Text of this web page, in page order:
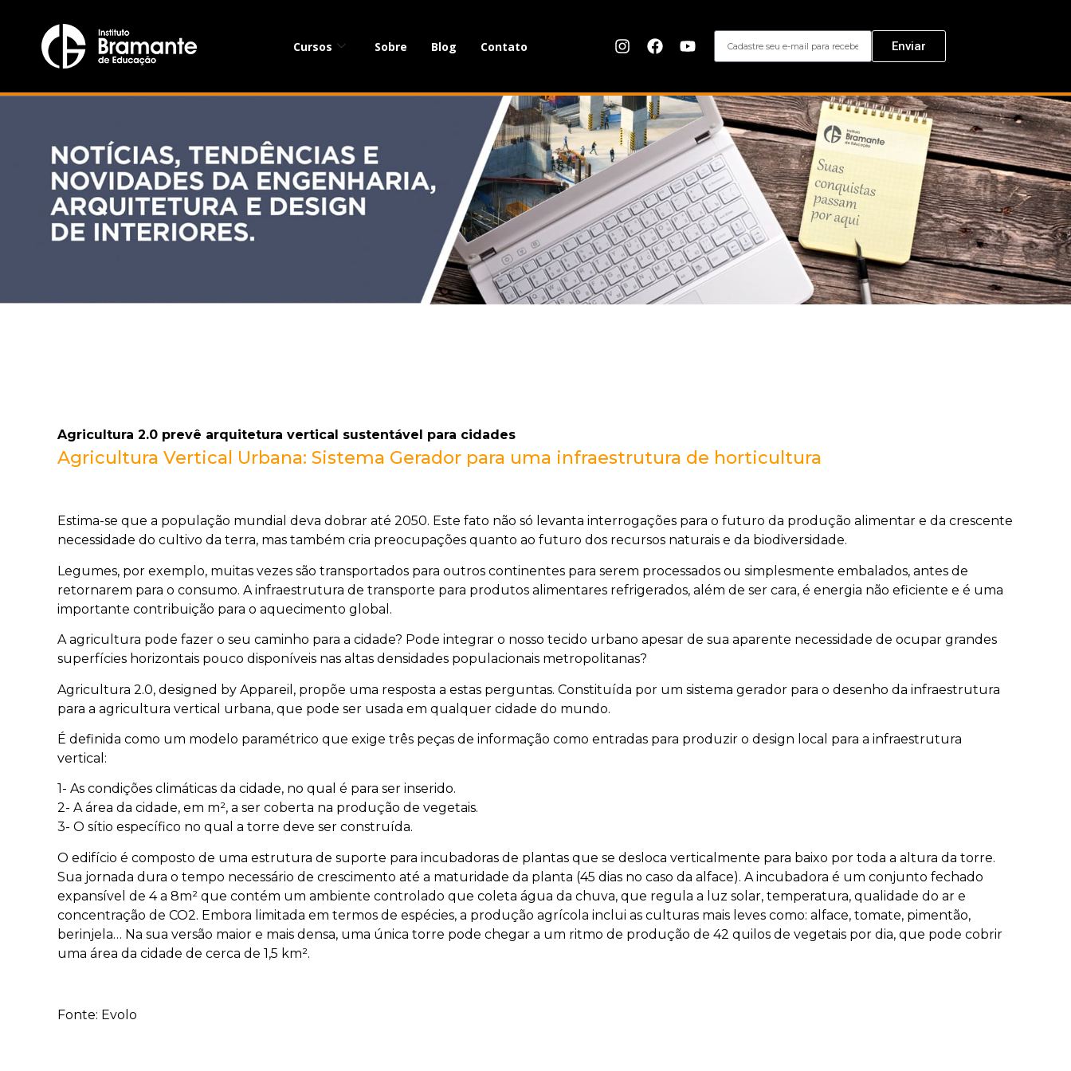
Cursos Sobre Blog Contato Enviar
Agricultura 2.0 prevê arquitetura vertical sustentável para cidades
Agricultura Vertical Urbana: Sistema Gerador para uma infraestrutura de horticultura
Estima-se que a população mundial deva dobrar até 2050. Este fato não só levanta interrogações para o futuro da produção alimentar e da crescente
necessidade do cultivo da terra, mas também cria preocupações quanto ao futuro dos recursos naturais e da biodiversidade.
Legumes, por exemplo, muitas vezes são transportados para outros continentes para serem processados ou simplesmente embalados, antes de
retornarem para o consumo. A infraestrutura de transporte para produtos alimentares refrigerados, além de ser cara, é energia não eficiente e é uma
importante contribuição para o aquecimento global.
A agricultura pode fazer o seu caminho para a cidade? Pode integrar o nosso tecido urbano apesar de sua aparente necessidade de ocupar grandes
superfícies horizontais pouco disponíveis nas altas densidades populacionais metropolitanas?
Agricultura 2.0, designed by Appareil, propõe uma resposta a estas perguntas. Constituída por um sistema gerador para o desenho da infraestrutura
para a agricultura vertical urbana, que pode ser usada em qualquer cidade do mundo.
É definida como um modelo paramétrico que exige três peças de informação como entradas para produzir o design local para a infraestrutura
vertical:
1- As condições climáticas da cidade, no qual é para ser inserido.
2- A área da cidade, em m², a ser coberta na produção de vegetais.
3- O sítio específico no qual a torre deve ser construída.
O edifício é composto de uma estrutura de suporte para incubadoras de plantas que se desloca verticalmente para baixo por toda a altura da torre.
Sua jornada dura o tempo necessário de crescimento até a maturidade da planta (45 dias no caso da alface). A incubadora é um conjunto fechado
expansível de 4 a 8m² que contém um ambiente controlado que coleta água da chuva, que regula a luz solar, temperatura, qualidade do ar e
concentração de CO2. Embora limitada em termos de espécies, a produção agrícola inclui as culturas mais leves como: alface, tomate, pimentão,
berinjela… Na sua versão maior e mais densa, uma única torre pode chegar a um ritmo de produção de 42 quilos de vegetais por dia, que pode cobrir
uma área da cidade de cerca de 1,5 km².
Fonte: Evolo